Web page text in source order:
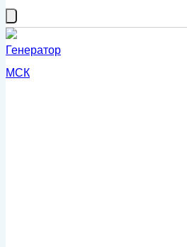
товаров